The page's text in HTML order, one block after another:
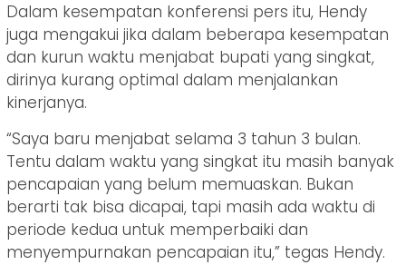
Dalam kesempatan konferensi pers itu, Hendy
juga mengakui jika dalam beberapa kesempatan
dan kurun waktu menjabat bupati yang singkat,
dirinya kurang optimal dalam menjalankan
kinerjanya.
“Saya baru menjabat selama 3 tahun 3 bulan.
Tentu dalam waktu yang singkat itu masih banyak
pencapaian yang belum memuaskan. Bukan
berarti tak bisa dicapai, tapi masih ada waktu di
periode kedua untuk memperbaiki dan
menyempurnakan pencapaian itu,” tegas Hendy.